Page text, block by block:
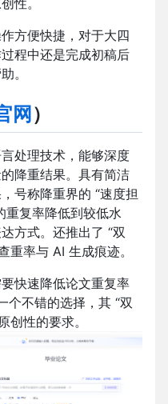
方便快捷，对于大四
程中还是完成初稿后
。
网）
处理技术，能够深度
降重结果。具有简洁
号称降重界的 “速度担
重复率降低到较低水
方式。还推出了 “双
重率与 AI 生成痕迹。
快速降低论文重复率
个不错的选择，其 “双
创性的要求。